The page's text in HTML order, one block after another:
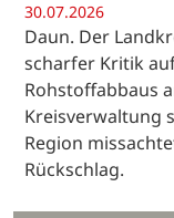
30.07.2026
Daun. Der
scharfer Kritik
Rohstoffabbaus
Kreisverwaltung
Region
Rückschlag.